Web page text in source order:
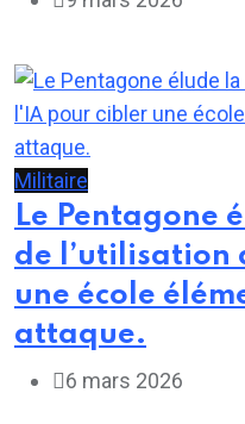
Militaire
Le Pentagone
de l’utilisation
une école
attaque.
6 mars 2026